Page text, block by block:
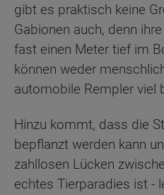
gibt es praktisch keine
Gabionen auch, denn
fast einen Meter tief im
können weder
automobile Rempler viel
Hinzu kommt, dass die
bepflanzt werden kann
zahllosen Lücken
echtes Tierparadies ist -